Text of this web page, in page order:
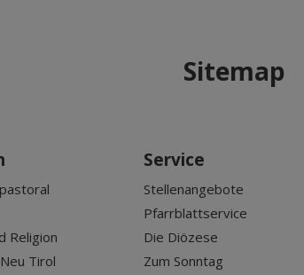
Sitemap
Religion
Tirol
Service
Stellenangebote
Pfarrblattservice
Die Diözese
Zum Sonntag